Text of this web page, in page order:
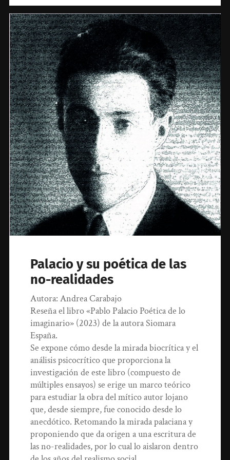
Palacio y su poética de las
no-realidades
Autora: Andrea Carabajo
Reseña el libro «Pablo Palacio Poética de lo
imaginario» (2023) de la autora Siomara
España.
Se expone cómo desde la mirada biocrítica y el
análisis psicocrítico que proporciona la
investigación de este libro (compuesto de
múltiples ensayos) se erige un marco teórico
para estudiar la obra del mítico autor lojano
que, desde siempre, fue conocido desde lo
anecdótico. Retomando la mirada palaciana y
proponiendo que da origen a una escritura de
las no-realidades, por lo cual lo aislaron dentro